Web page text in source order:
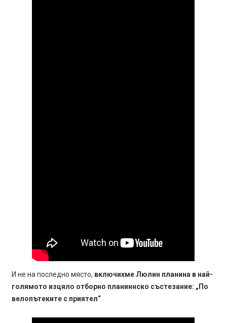
И не на последно място, включихме Люлин планина в най-
голямото изцяло отборно планиннско състезание: „По
велопътеките с приятел“